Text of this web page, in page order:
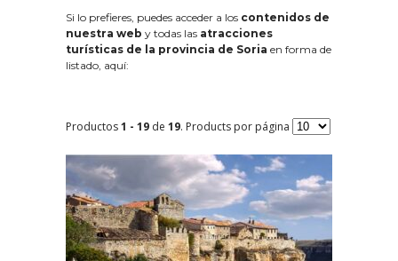
Si lo prefieres, puedes acceder a los contenidos de
nuestra web y todas las atracciones
turísticas de la provincia de Soria en forma de
listado, aquí:
Productos1 - 19 de 19. Products por página